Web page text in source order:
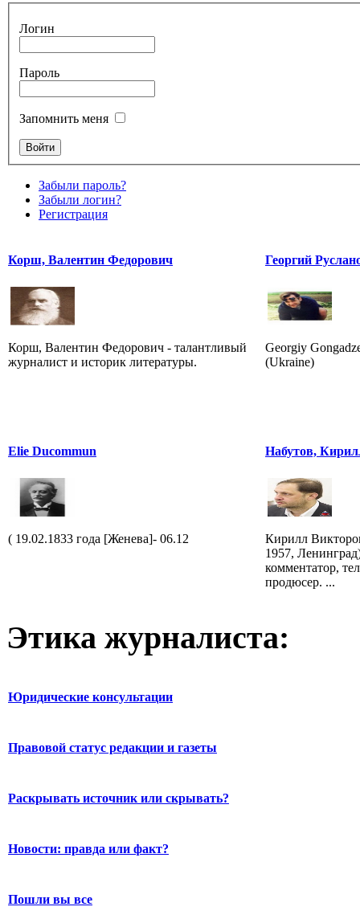
Логин
Пароль
Запомнить меня
Забыли пароль?
Забыли логин?
Регистрация
Корш, Валентин Федорович
Корш, Валентин Федорович - талантливый
журналист и историк литературы.
Георгий
Georgiy
(Ukraine)
Elie Ducommun
( 19.02.1833 года [Женева]- 06.12
Набутов,
Кирилл
1957,
комментатор,
продюсер. ...
Этика журналиста:
Юридические консультации
Правовой статус редакции и газеты
Раскрывать источник или скрывать?
Новости: правда или факт?
Пошли вы все